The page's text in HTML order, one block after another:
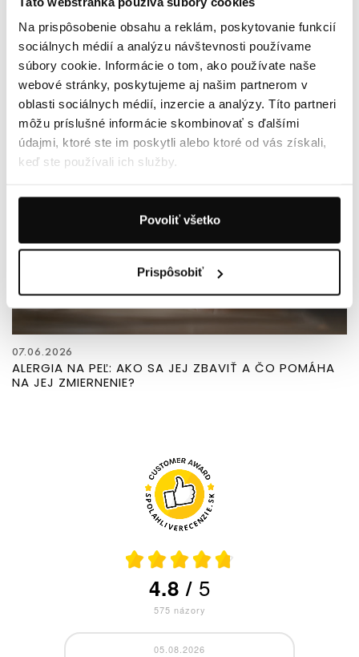
Na prispôsobenie obsahu a reklám, poskytovanie funkcií
sociálnych médií a analýzu návštevnosti používame
súbory cookie. Informácie o tom, ako používate naše
webové stránky, poskytujeme aj našim partnerom v
oblasti sociálnych médií, inzercie a analýzy. Títo partneri
môžu príslušné informácie skombinovať s ďalšími
údajmi, ktoré ste im poskytli alebo ktoré od vás získali,
keď ste používali ich služby.
Povoliť všetko
Prispôsobiť
13.06.2026
LUPINY: AKO SA ICH ZBAVIŤ POMOCOU BABSKÝCH
RÁD A SILY PRÍRODY?
07.06.2026
ALERGIA NA PEĽ: AKO SA JEJ ZBAVIŤ A ČO POMÁHA
NA JEJ ZMIERNENIE?
4.8 / 5
575 názory
03.08.2026